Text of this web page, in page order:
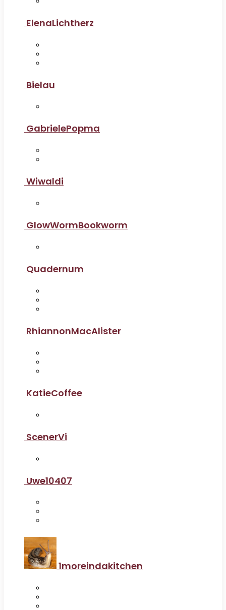
ElenaLichtherz
Bielau
GabrielePopma
Wiwaldi
GlowWormBookworm
Quadernum
RhiannonMacAlister
KatieCoffee
ScenerVi
Uwe10407
1moreindakitchen